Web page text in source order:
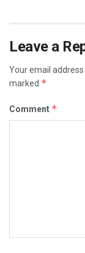
Leave a
Your email address
marked *
Comment *